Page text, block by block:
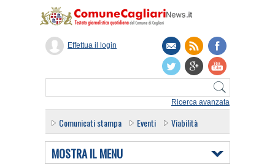
Ricerca avanzata
Effettua il login
Comunicati stampa Eventi Viabilità
MOSTRA IL MENU